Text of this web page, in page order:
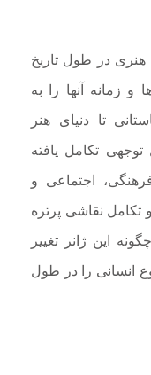
هنری در طول تاریخ
و زمانه آنها را به
تا دنیای هنر
تکامل یافته
اجتماعی و
تکامل نقاشی پرتره
این ژانر تغییر
انسانی را در طول